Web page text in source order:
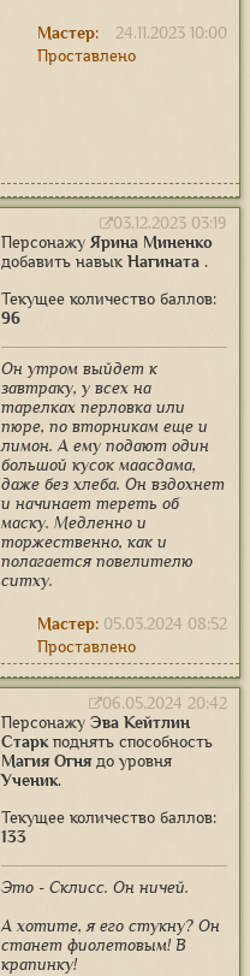
24.11.2023 10:00
Мастер:
Проставлено
03.12.2023 03:19
Персонажу Ярина Миненко
добавить навык Нагината .
Текущее количество баллов:
96
Он утром выйдет к
завтраку, у всех на
тарелках перловка или
пюре, по вторникам еще и
лимон. А ему подают один
большой кусок маасдама,
даже без хлеба. Он вздохнет
и начинает тереть об
маску. Медленно и
торжественно, как и
полагается повелителю
ситху.
05.03.2024 08:52
Мастер:
Проставлено
06.05.2024 20:42
Персонажу Эва Кейтлин
Старкподнять способность
Магия Огнядо уровня
Ученик.
Текущее количество баллов:
133
Это - Склисс. Он ничей.
А хотите, я его стукну? Он
станет фиолетовым! В
крапинку!